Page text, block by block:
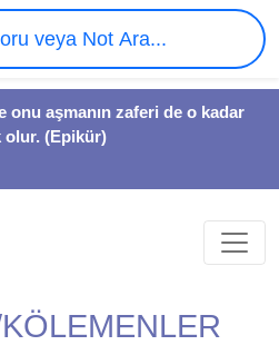
onu aşmanın zaferi de o kadar
olur. (Epikür)
veya Not Ara...